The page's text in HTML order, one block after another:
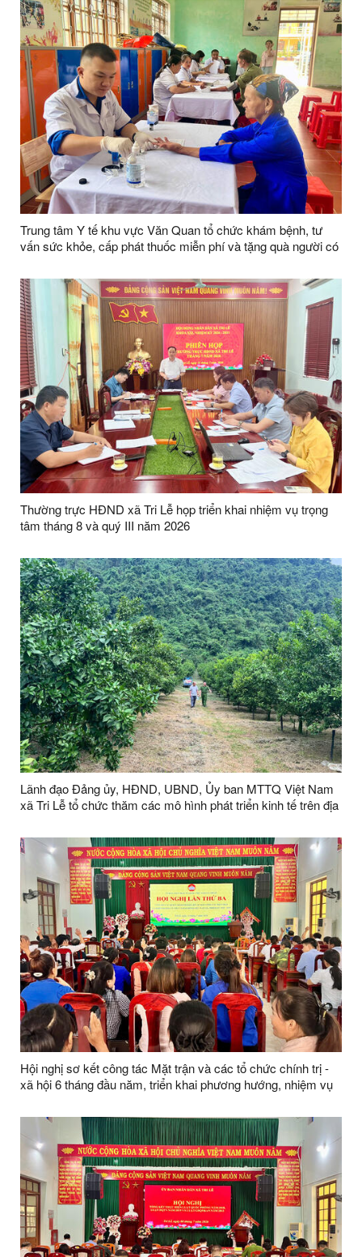
Trung tâm Y tế khu vực Văn Quan tổ chức khám bệnh, tư
vấn sức khỏe, cấp phát thuốc miễn phí và tặng quà người có
Thường trực HĐND xã Tri Lễ họp triển khai nhiệm vụ trọng
tâm tháng 8 và quý III năm 2026
Lãnh đạo Đảng ủy, HĐND, UBND, Ủy ban MTTQ Việt Nam
xã Tri Lễ tổ chức thăm các mô hình phát triển kinh tế trên địa
Hội nghị sơ kết công tác Mặt trận và các tổ chức chính trị -
xã hội 6 tháng đầu năm, triển khai phương hướng, nhiệm vụ